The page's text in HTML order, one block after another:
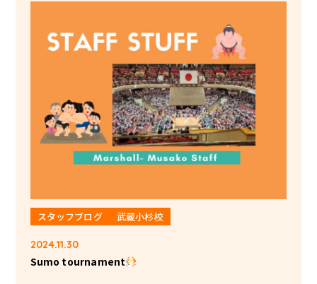
スタッフブログ 武蔵小杉校
2024.11.30
Sumo tournament